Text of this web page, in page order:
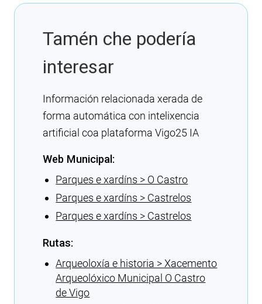
Tamén che podería
interesar
Información relacionada xerada de
forma automática con intelixencia
artificial coa plataforma Vigo25 IA
Web Municipal:
Parques e xardíns > O Castro
Parques e xardíns > Castrelos
Parques e xardíns > Castrelos
Rutas:
Arqueoloxía e historia > Xacemento
Arqueolóxico Municipal O Castro
de Vigo